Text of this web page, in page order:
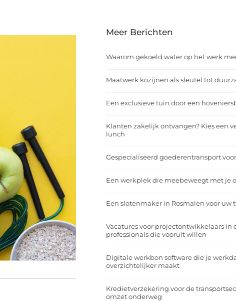
Meer Berichten
Waarom gekoeld water op het werk
Maatwerk kozijnen als sleutel tot
Een exclusieve tuin door een
Klanten zakelijk ontvangen? Kies een
lunch
Gespecialiseerd goederentransport
Een werkplek die meebeweegt met je
Een slotenmaker in Rosmalen voor uw
Vacatures voor projectontwikkelaars in
professionals die vooruit willen
Digitale werkbon software die je
overzichtelijker maakt
Kredietverzekering voor de
omzet onderweg